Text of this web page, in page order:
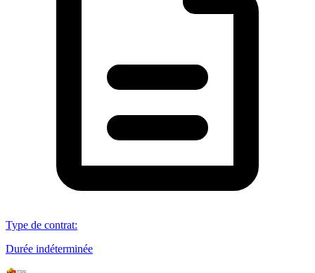
Type de contrat:
Durée indéterminée